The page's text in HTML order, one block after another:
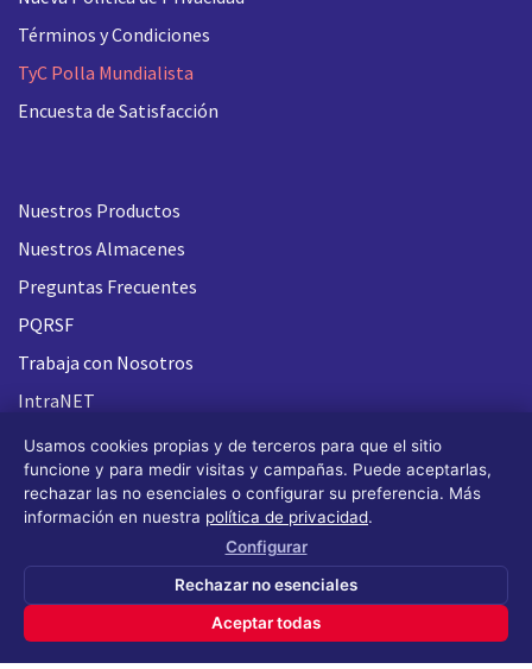
Términos y Condiciones
TyC Polla Mundialista
Encuesta de Satisfacción
Nuestros Productos
Nuestros Almacenes
Preguntas Frecuentes
PQRSF
Trabaja con Nosotros
IntraNET
Todos los derechos reservados FLASH 93
Usamos cookies propias y de terceros para que el sitio
funcione y para medir visitas y campañas. Puede aceptarlas,
rechazar las no esenciales o configurar su preferencia. Más
información en nuestra política de privacidad.
Configurar
Rechazar no esenciales
Aceptar todas